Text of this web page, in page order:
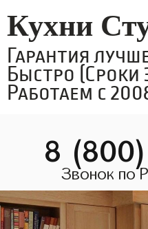
Кухни
Гарантия
Быстро (Сроки
Работаем с
8
Звонок по